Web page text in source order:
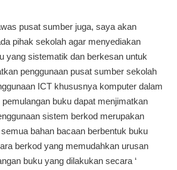
pusat sumber juga, saya akan
pihak sekolah agar menyediakan
yang sistematik dan berkesan untuk
penggunaan pusat sumber sekolah
ICT khususnya komputer dalam
buku dapat menjimatkan
sistem berkod merupakan
bahan bacaan berbentuk buku
berkod yang memudahkan urusan
buku yang dilakukan secara ‘